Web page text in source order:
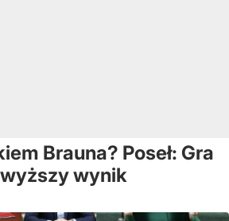
Brauna? Poseł: Gra
wynik